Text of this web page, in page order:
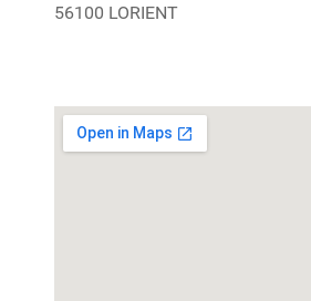
56100 LORIENT